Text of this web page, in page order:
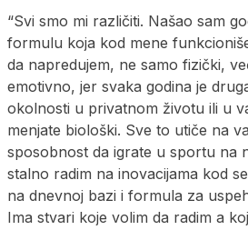
“Svi smo mi različiti. Našao sam
formulu koja kod mene
da napredujem, ne samo fizički,
emotivno, jer svaka godina je
okolnosti u privatnom životu ili u
menjate biološki. Sve to utiče na
sposobnost da igrate u sportu na
stalno radim na inovacijama kod
na dnevnoj bazi i formula za
Ima stvari koje volim da radim a